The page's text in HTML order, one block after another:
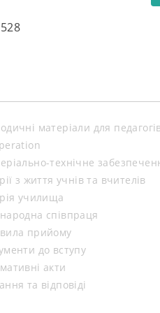
матеріали для
технічне
з життя учнів та вчителів
училища
співпраця
прийому
до вступу
акти
та відповіді